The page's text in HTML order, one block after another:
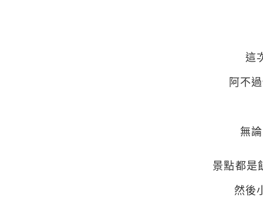
這
阿不
無
景點都是
然後